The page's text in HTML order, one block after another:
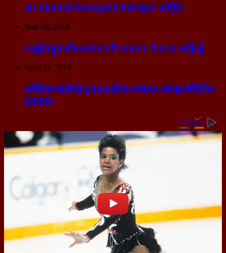
នេះ ជា​អាគារ​កប់​ពពក​ខ្ពស់​ជាង​គេ​បង្អស់ នៅ​អ៊ឺរ៉ុប
June 06, 2018
ចម្រៀង​ផ្លូវការ​នៃ​បាល់ទាត់​ពិភពលោក ២០១៨ នៅ​រ៉ូស្ស៊ី
April 21, 2018
របាំ​និង​ចម្រៀង​ខ្មែរ​ក្នុង​ទស្សនីយភាព​មួយ នៅ​រដ្ឋធានី​ប៉ារីស​
ល្ងាច​នេះ